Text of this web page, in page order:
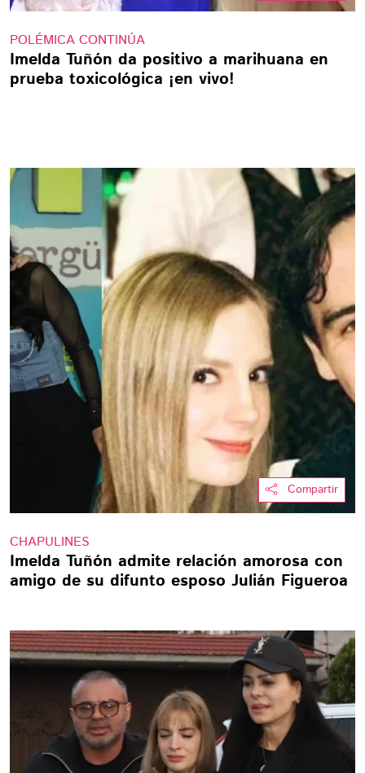
POLÉMICA CONTINÚA
Imelda Tuñón da positivo a marihuana en
prueba toxicológica ¡en vivo!
Compartir
CHAPULINES
Imelda Tuñón admite relación amorosa con
amigo de su difunto esposo Julián Figueroa